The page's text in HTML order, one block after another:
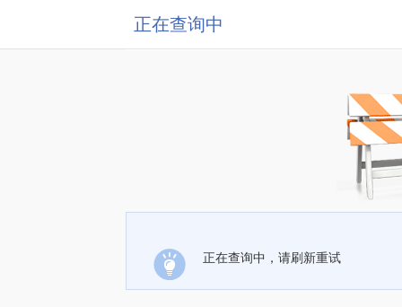
正在查询中
正在查询中，请刷新重试